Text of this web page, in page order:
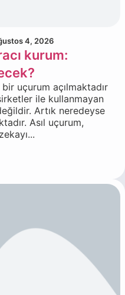
4, 2026
kurum:
uçurum açılmaktadır
ile kullanmayan
Artık neredeyse
Asıl uçurum,